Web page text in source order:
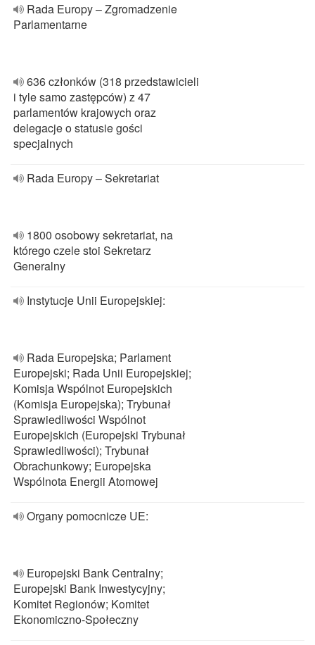
Rada Europy – Zgromadzenie
Parlamentarne
636 członków (318 przedstawicieli
i tyle samo zastępców) z 47
parlamentów krajowych oraz
delegacje o statusie gości
specjalnych
Rada Europy – Sekretariat
1800 osobowy sekretariat, na
którego czele stoi Sekretarz
Generalny
Instytucje Unii Europejskiej:
Rada Europejska; Parlament
Europejski; Rada Unii Europejskiej;
Komisja Wspólnot Europejskich
(Komisja Europejska); Trybunał
Sprawiedliwości Wspólnot
Europejskich (Europejski Trybunał
Sprawiedliwości); Trybunał
Obrachunkowy; Europejska
Wspólnota Energii Atomowej
Organy pomocnicze UE:
Europejski Bank Centralny;
Europejski Bank Inwestycyjny;
Komitet Regionów; Komitet
Ekonomiczno-Społeczny